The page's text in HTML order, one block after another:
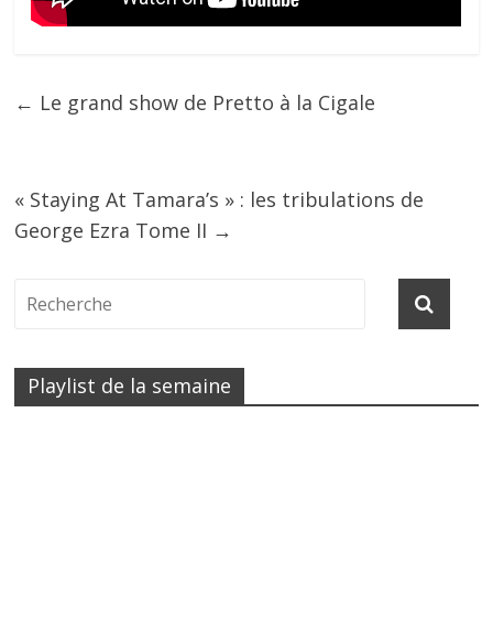
← Le grand show de Pretto à la Cigale
« Staying At Tamara’s » : les tribulations de
George Ezra Tome II →
Playlist de la semaine